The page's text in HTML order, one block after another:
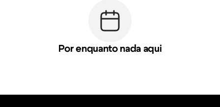
Por enquanto nada aqui